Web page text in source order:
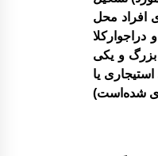
افراد محل
بزرگ و یکی
یا